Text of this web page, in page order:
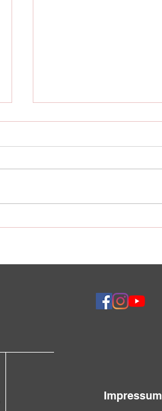
Aber es kam anders…
Impressum